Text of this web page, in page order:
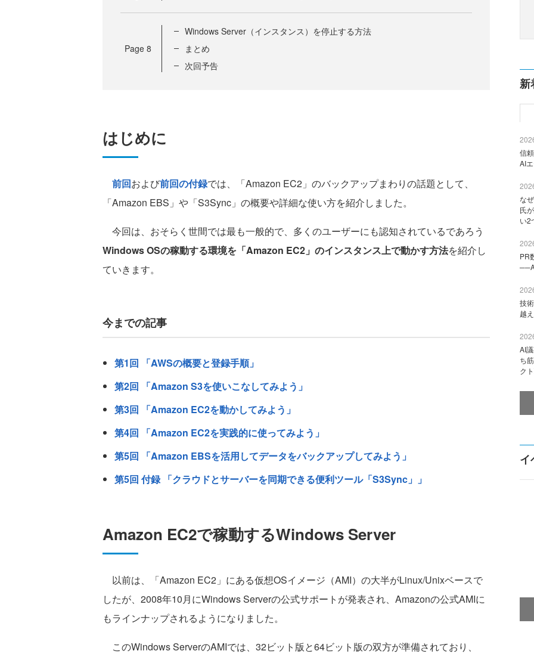
Page 8
Windows Server（インスタンス）を停止する方法
まとめ
次回予告
はじめに
前回および前回の付録では、「Amazon EC2」のバックアップまわりの話題として、
「Amazon EBS」や「S3Sync」の概要や詳細な使い方を紹介しました。
今回は、おそらく世間では最も一般的で、多くのユーザーにも認知されているであろう
Windows OSの稼動する環境を「Amazon EC2」のインスタンス上で動かす方法を紹介し
ていきます。
今までの記事
第1回 「AWSの概要と登録手順」
第2回 「Amazon S3を使いこなしてみよう」
第3回 「Amazon EC2を動かしてみよう」
第4回 「Amazon EC2を実践的に使ってみよう」
第5回 「Amazon EBSを活用してデータをバックアップしてみよう」
第5回 付録 「クラウドとサーバーを同期できる便利ツール「S3Sync」」
Amazon EC2で稼動するWindows Server
以前は、「Amazon EC2」にある仮想OSイメージ（AMI）の大半がLinux/Unixベースで
したが、2008年10月にWindows Serverの公式サポートが発表され、Amazonの公式AMIに
もラインナップされるようになりました。
このWindows ServerのAMIでは、32ビット版と64ビット版の双方が準備されており、
新
信
AI
な
氏
い2
PR
技
越
AI
ち
ク
イ